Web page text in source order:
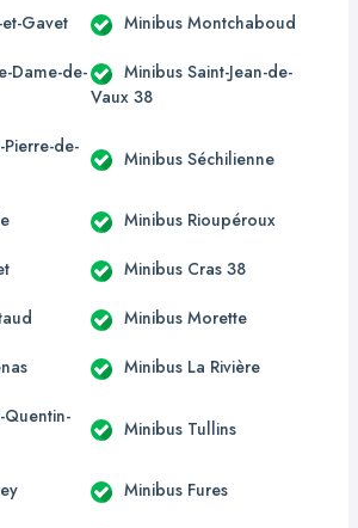
Gavet Minibus Montchaboud
Dame-de-
Minibus Saint-Jean-de-
Vaux 38
de-
Minibus Séchilienne
Minibus Rioupéroux
Minibus Cras 38
Minibus Morette
Minibus La Rivière
Quentin-
Minibus Tullins
Minibus Fures